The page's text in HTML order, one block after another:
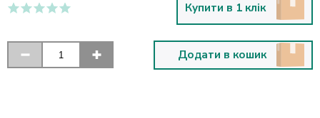
Купити в 1 клік
Додати в кошик